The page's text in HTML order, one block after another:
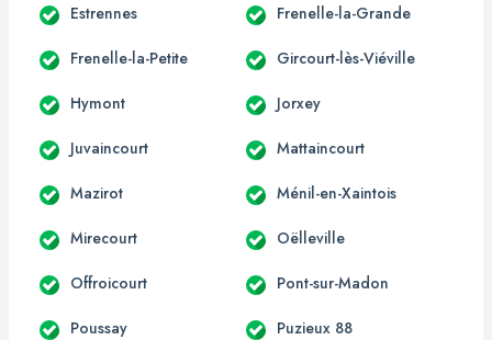
Estrennes Frenelle-la-Grande
Frenelle-la-Petite Gircourt-lès-Viéville
Hymont Jorxey
Juvaincourt Mattaincourt
Mazirot Ménil-en-Xaintois
Mirecourt Oëlleville
Offroicourt Pont-sur-Madon
Poussay Puzieux 88